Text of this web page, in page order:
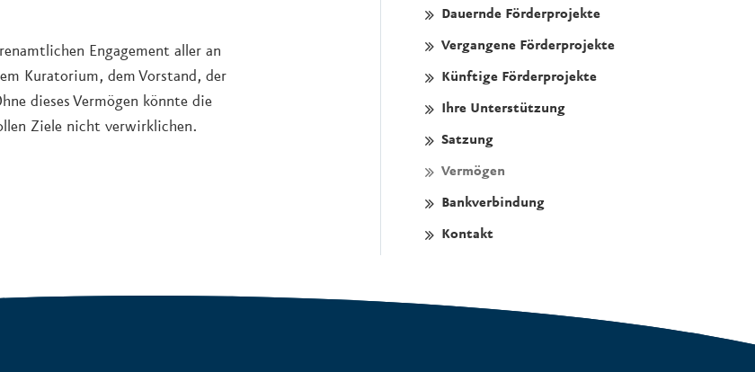
Engagement aller an
Kuratorium, dem Vorstand, der
dieses Vermögen könnte die
Ziele nicht verwirklichen.
Dauernde Förderprojekte
Vergangene Förderprojekte
Künftige Förderprojekte
Ihre Unterstützung
Satzung
Vermögen
Bankverbindung
Kontakt